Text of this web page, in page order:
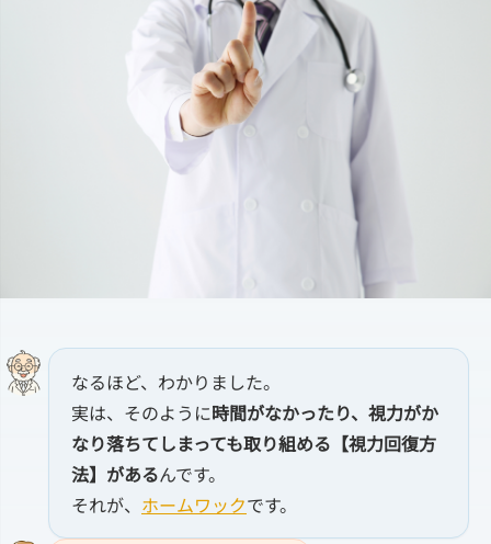
なるほど、わかりました。
実は、そのように時間がなかったり、視力がか
なり落ちてしまっても取り組める【視力回復方
法】があるんです。
それが、 ホームワックです。